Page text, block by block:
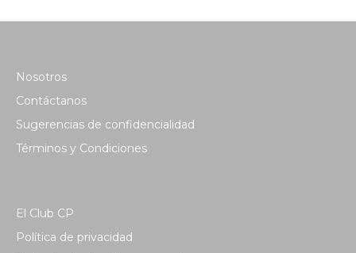
Nosotros
Contáctanos
Sugerencias de confidencialidad
Términos y Condiciones
El Club CP
Política de privacidad